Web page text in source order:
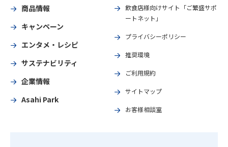
商品情報
キャンペーン
エンタメ・レシピ
サステナビリティ
企業情報
Asahi Park
飲食店様向けサイト「ご繁盛サポ
ートネット」
プライバシーポリシー
推奨環境
ご利用規約
サイトマップ
お客様相談室